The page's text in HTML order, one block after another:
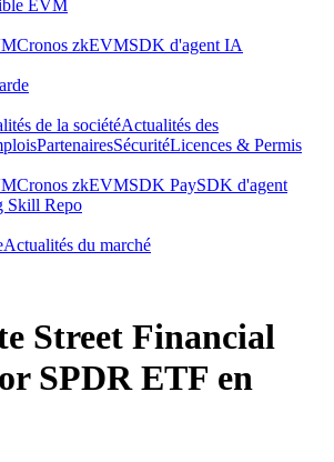
EVM
Cronos zkEVMSDK d'agent IA
de la sociétéActualités des
PartenairesSécuritéLicences & Permis
Cronos zkEVMSDK PaySDK d'agent
Skill Repo
Actualités du marché
Street Financial
SPDR ETF en